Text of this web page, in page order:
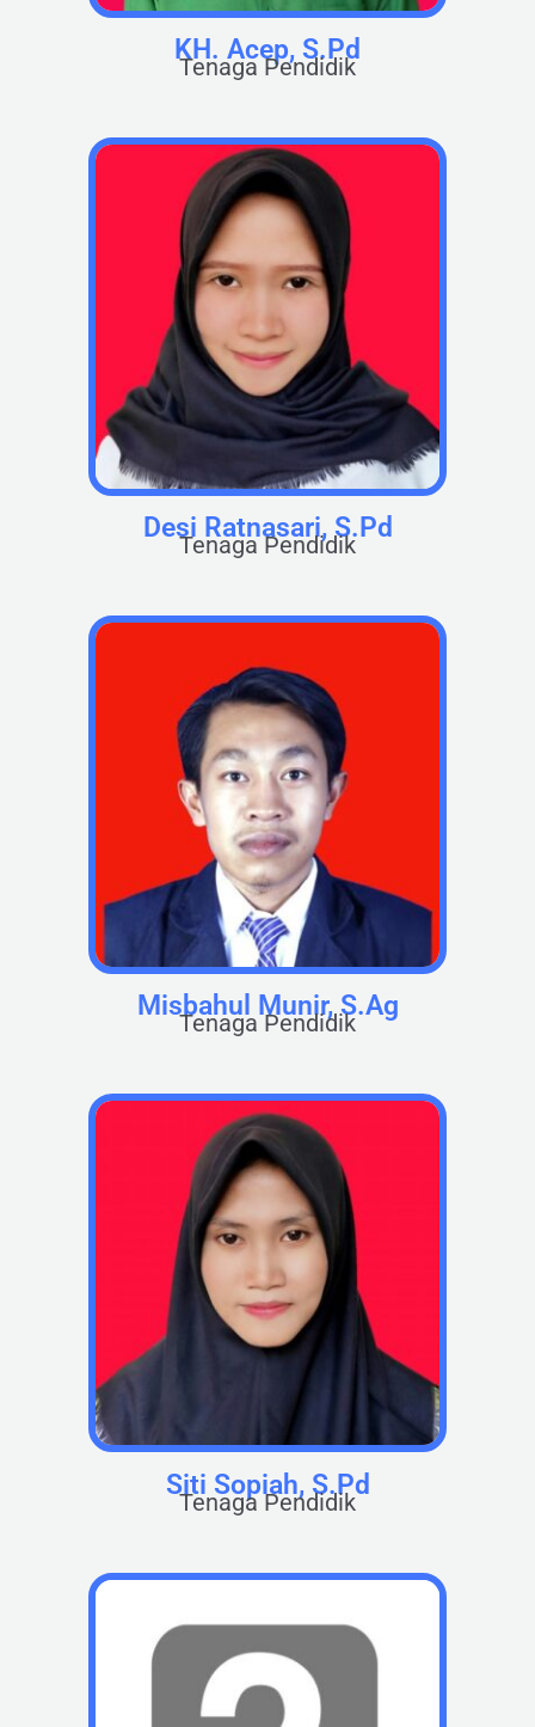
KH. Acep, S.Pd
Tenaga Pendidik
Desi Ratnasari, S.Pd
Tenaga Pendidik
Misbahul Munir, S.Ag
Tenaga Pendidik
Siti Sopiah, S.Pd
Tenaga Pendidik